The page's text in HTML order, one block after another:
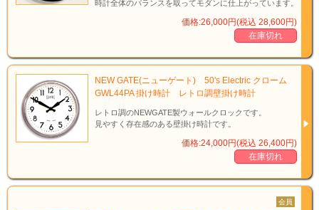
時計全体のバランスを取ってモダンに仕上がっています。
価格:26,000円(税込 28,600円)
在庫切れ
NEW GATE(ニューゲート) 50's Electric クローム
GWL44PA 掛け時計 レトロ調壁掛け時計
レトロ調のNEWGATE製ウォールクロックです。
見やすく存在感のある壁掛け時計です。
価格:24,000円(税込 26,400円)
在庫切れ
会員